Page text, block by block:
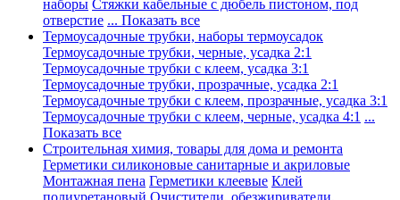
наборы Стяжки кабельные с дюбель пистоном, под
отверстие ... Показать все
Термоусадочные трубки, наборы термоусадок
Термоусадочные трубки, черные, усадка 2:1
Термоусадочные трубки с клеем, усадка 3:1
Термоусадочные трубки, прозрачные, усадка 2:1
Термоусадочные трубки с клеем, прозрачные, усадка 3:1
Термоусадочные трубки с клеем, черные, усадка 4:1 ...
Показать все
Строительная химия, товары для дома и ремонта
Герметики силиконовые санитарные и акриловые
Монтажная пена Герметики клеевые Клей
полиуретановый Очистители, обезжириватели,